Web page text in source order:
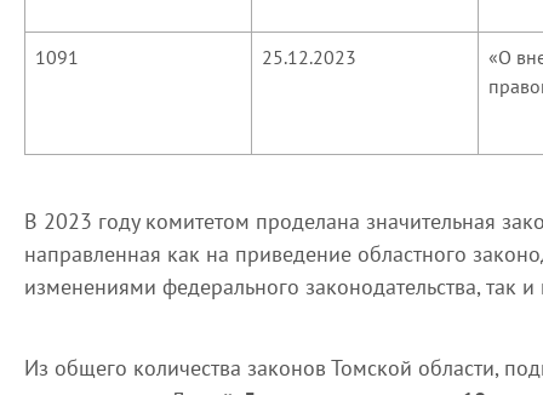
1091 25.12.2023
«О
В 2023 году комитетом проделана значительная
направленная как на приведение областного
изменениями федерального законодательства, так
Из общего количества законов Томской области,